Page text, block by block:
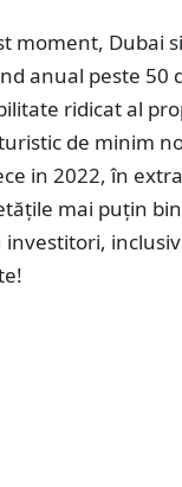
moment, Dubai
anual peste 50
ridicat al
de minim
in 2022, în
mai puțin
investitori,